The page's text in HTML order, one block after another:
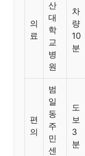
의
료
산
대
학
교
병
원
차
량
10
분
편
의
범
일
동
주
민
센
도
보
3
분